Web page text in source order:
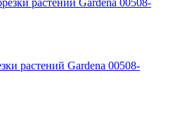
растений Gardena 00508-